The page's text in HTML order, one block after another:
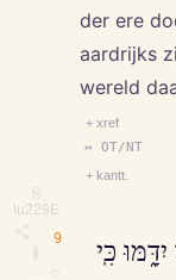
⎘
\u229E
der ere
aardrijks
wereld
+ xref
↔ OT/NT
+ kantt.
9
כִּֽי